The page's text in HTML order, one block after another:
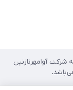
آوامهرنازنین